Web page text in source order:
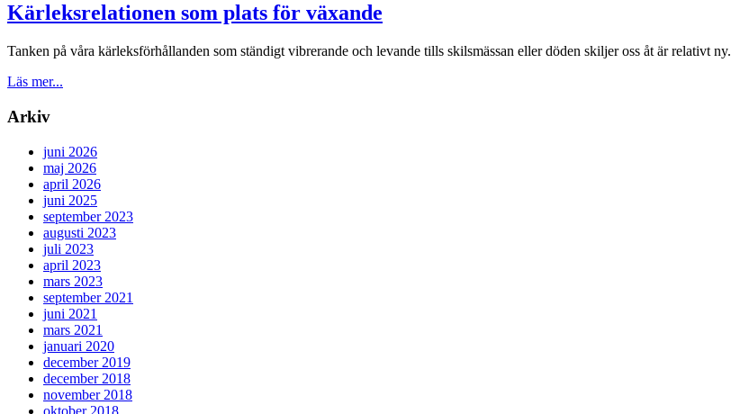
Kärleksrelationen som plats för växande
Tanken på våra kärleksförhållanden som ständigt vibrerande och levande tills skilsmässan eller döden skiljer oss åt är relativt ny.
Läs mer...
Arkiv
juni 2026
maj 2026
april 2026
juni 2025
september 2023
augusti 2023
juli 2023
april 2023
mars 2023
september 2021
juni 2021
mars 2021
januari 2020
december 2019
december 2018
november 2018
oktober 2018